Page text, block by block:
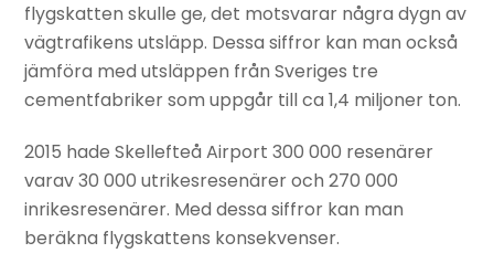
flygskatten skulle ge, det motsvarar några dygn av
vägtrafikens utsläpp. Dessa siffror kan man också
jämföra med utsläppen från Sveriges tre
cementfabriker som uppgår till ca 1,4 miljoner ton.
2015 hade Skellefteå Airport 300 000 resenärer
varav 30 000 utrikesresenärer och 270 000
inrikesresenärer. Med dessa siffror kan man
beräkna flygskattens konsekvenser.